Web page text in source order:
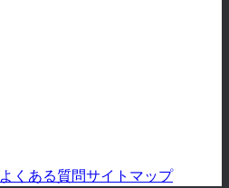
よくある質問サイトマップ